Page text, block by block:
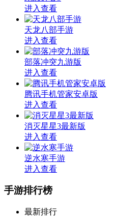
进入查看
天龙八部手游
进入查看
部落冲突九游版
进入查看
腾讯手机管家安卓版
进入查看
消灭星星3最新版
进入查看
逆水寒手游
进入查看
手游排行榜
最新排行